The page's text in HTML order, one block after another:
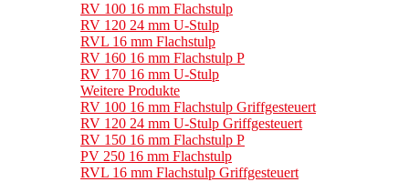
RV 100 16 mm Flachstulp
RV 120 24 mm U-Stulp
RVL 16 mm Flachstulp
RV 160 16 mm Flachstulp P
RV 170 16 mm U-Stulp
Weitere Produkte
RV 100 16 mm Flachstulp Griffgesteuert
RV 120 24 mm U-Stulp Griffgesteuert
RV 150 16 mm Flachstulp P
PV 250 16 mm Flachstulp
RVL 16 mm Flachstulp Griffgesteuert